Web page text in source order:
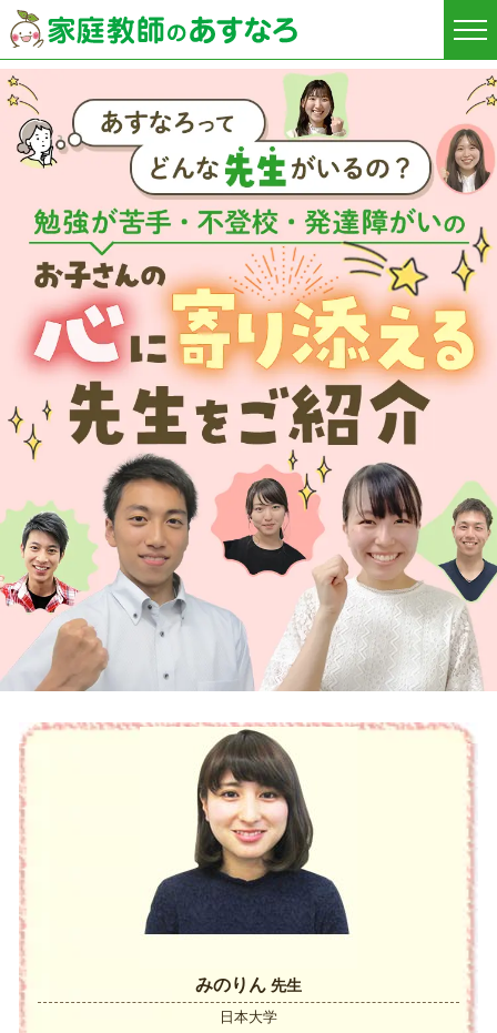
みのりん 先生
日本大学